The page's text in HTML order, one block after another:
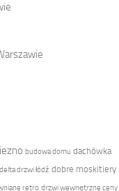
budowa domu dachówka
delta drzwi łódź dobre moskitiery
retro drzwi wewnętrzne ceny